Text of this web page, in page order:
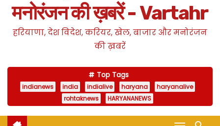
मनोरंजन की ख़बरें - Vartahr
हरियाणा, देश विदेश, करियर, खेल, बाजार और मनोरंजन
की ख़बरें
Top Tags
indianews india indialive haryana
haryanalive
rohtaknews
HARYANANEWS